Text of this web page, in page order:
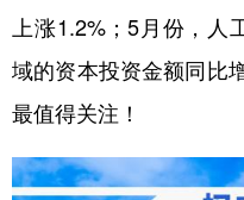
文化 书画
访谈 视频
食品 人居
上涨1.2%；5月份，
域的资本投资金额同
最值得关注！